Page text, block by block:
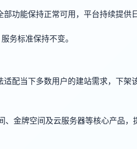
功能保持正常可用，平台持续提供
务标准保持不变。
配当下多数用户的建站需求，下架
金牌空间及云服务器等核心产品